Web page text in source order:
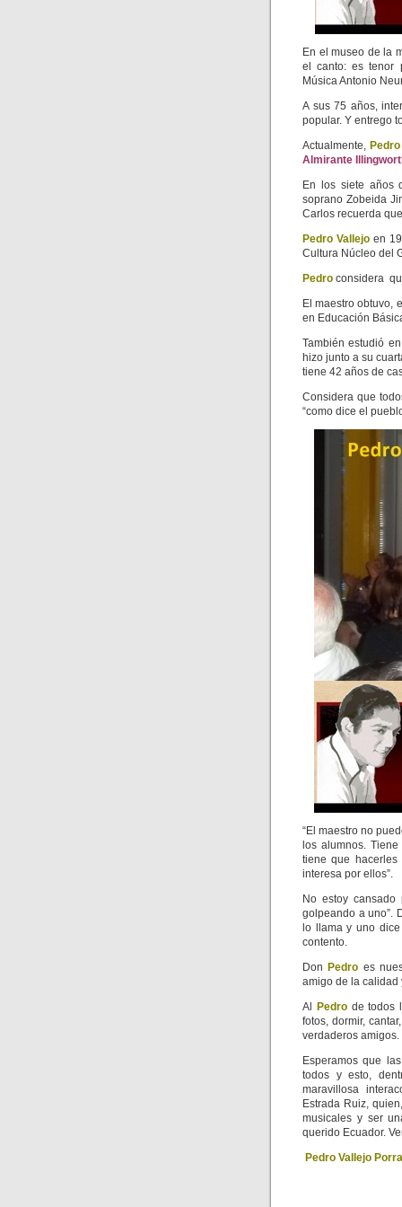
En el museo de la
el canto: es tenor
Música Antonio
A sus 75 años,
popular. Y entrego
Actualmente,
Almirante
En los siete años
soprano Zobeida
Carlos recuerda
Pedro Vallejoen
Cultura Núcleo del
Pedro considera
El maestro obtuvo,
en Educación
También estudió
hizo junto a su
tiene 42 años de
Considera que
“como dice el
“El maestro no
los alumnos.
tiene que
interesa por ellos”.
No estoy
golpeando a uno”.
lo llama y uno
contento.
Don Pedro es
amigo de la calidad
Al
Pedro de todos
fotos, dormir,
verdaderos amigos.
Esperamos que
todos y esto,
maravillosa
Estrada Ruiz,
musicales y ser
querido Ecuador.
Pedro Vallejo